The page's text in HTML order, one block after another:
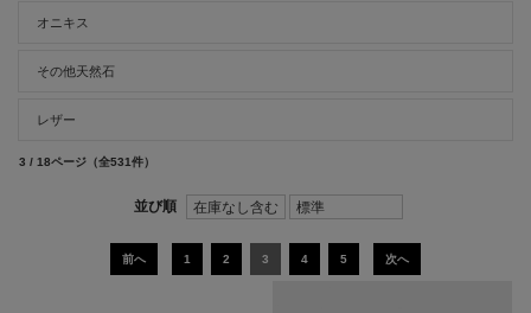
オニキス
その他天然石
レザー
3 / 18ページ （全531件）
前へ 1 2 3 4 5 次へ